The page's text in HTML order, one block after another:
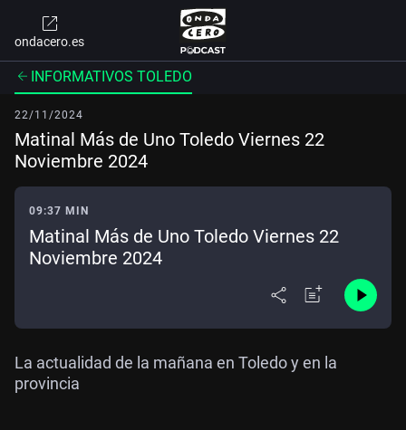
ondacero.es
INFORMATIVOS TOLEDO
22/11/2024
Matinal Más de Uno Toledo Viernes 22
Noviembre 2024
09:37 MIN
Matinal Más de Uno Toledo Viernes 22
Noviembre 2024
La actualidad de la mañana en Toledo y en la
provincia